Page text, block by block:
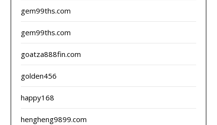
gem99ths.com
gem99ths.com
goatza888fin.com
golden456
happy168
hengheng9899.com